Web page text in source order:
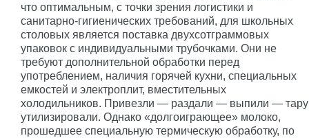
что оптимальным, с точки зрения логистики и
санитарно-гигиенических требований, для школьных
столовых является поставка двухсотграммовых
упаковок с индивидуальными трубочками. Они не
требуют дополнительной обработки перед
употреблением, наличия горячей кухни, специальных
емкостей и электроплит, вместительных
холодильников. Привезли — раздали — выпили — тару
утилизировали. Однако «долгоиграющее» молоко,
прошедшее специальную термическую обработку, по